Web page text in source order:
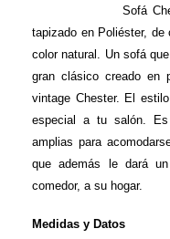
Sofá
tapizado en Poliéster, de
color natural. Un sofá
gran clásico creado en
vintage Chester. El
especial a tu salón. Es
amplias para
que además le dará
comedor, a su hogar.
Medidas y Datos